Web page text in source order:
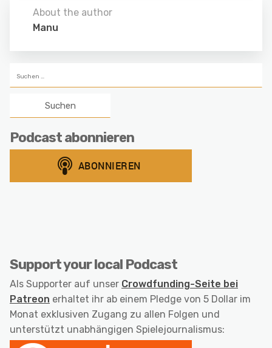
About the author
Manu
nach:
Podcast abonnieren
Support your local Podcast
Als Supporter auf unser Crowdfunding-Seite bei
Patreon erhaltet ihr ab einem Pledge von 5 Dollar im
Monat exklusiven Zugang zu allen Folgen und
unterstützt unabhängigen Spielejournalismus: